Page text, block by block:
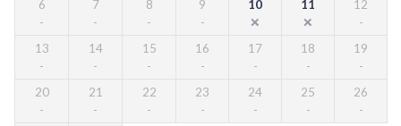
6 7 8 9 10 11 12
13 14 15 16 17 18 19
20 21 22 23 24 25 26